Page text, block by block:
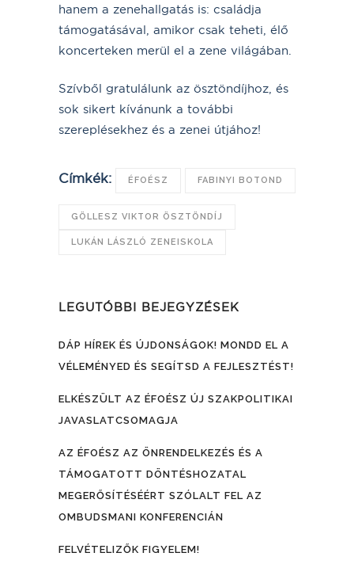
hanem a zenehallgatás is: családja
támogatásával, amikor csak teheti, élő
koncerteken merül el a zene világában.
Szívből gratulálunk az ösztöndíjhoz, és
sok sikert kívánunk a további
szereplésekhez és a zenei útjához!
Címkék: ÉFOÉSZ FABINYI BOTOND
GÖLLESZ VIKTOR ÖSZTÖNDÍJ
LUKÁN LÁSZLÓ ZENEISKOLA
LEGUTÓBBI BEJEGYZÉSEK
DÁP HÍREK ÉS ÚJDONSÁGOK! MONDD EL A
VÉLEMÉNYED ÉS SEGÍTSD A FEJLESZTÉST!
ELKÉSZÜLT AZ ÉFOÉSZ ÚJ SZAKPOLITIKAI
JAVASLATCSOMAGJA
AZ ÉFOÉSZ AZ ÖNRENDELKEZÉS ÉS A
TÁMOGATOTT DÖNTÉSHOZATAL
MEGERŐSÍTÉSÉÉRT SZÓLALT FEL AZ
OMBUDSMANI KONFERENCIÁN
FELVÉTELIZŐK FIGYELEM!